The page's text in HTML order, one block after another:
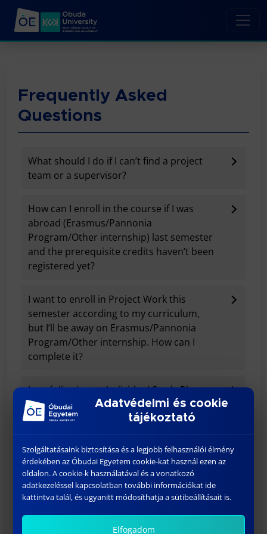
Frequently Asked
Questions
What should I do if I can’t find a project
team or a supervisor?
How can I enroll in the course if I was
abroad (Erasmus/Pannonia
Program/Other internship) last semester
and the prerequisite credits haven’t been
registered yet?
I want to enroll in Project Work this
semester according to my curriculum,
but I’ll be away on Erasmus/Pannonia
Program/Other internship. How can I
complete it?
I am following an Individual Study Plan.
How does this affect Project Work?
I previously completed a similar course.
Can it be accepted as a substitute for
Project Work?
What if one or more of my project team
members “disappear” during the
semester (e.g., go inactive or decide not
Adatvédelmi és cookie
tájékoztató
Szolgáltatásaink biztosítása és a legjobb felhasználói élmény
érdekében az Óbudai Egyetem cookie-kat használ ezen az
oldalon. A cookie-k használatával és a vonatkozó
adatkezeléssel kapcsolatban további információkat ide
kattintva talál, és ugyanitt módosíthatja a sütibeállításait is.
Elfogadom